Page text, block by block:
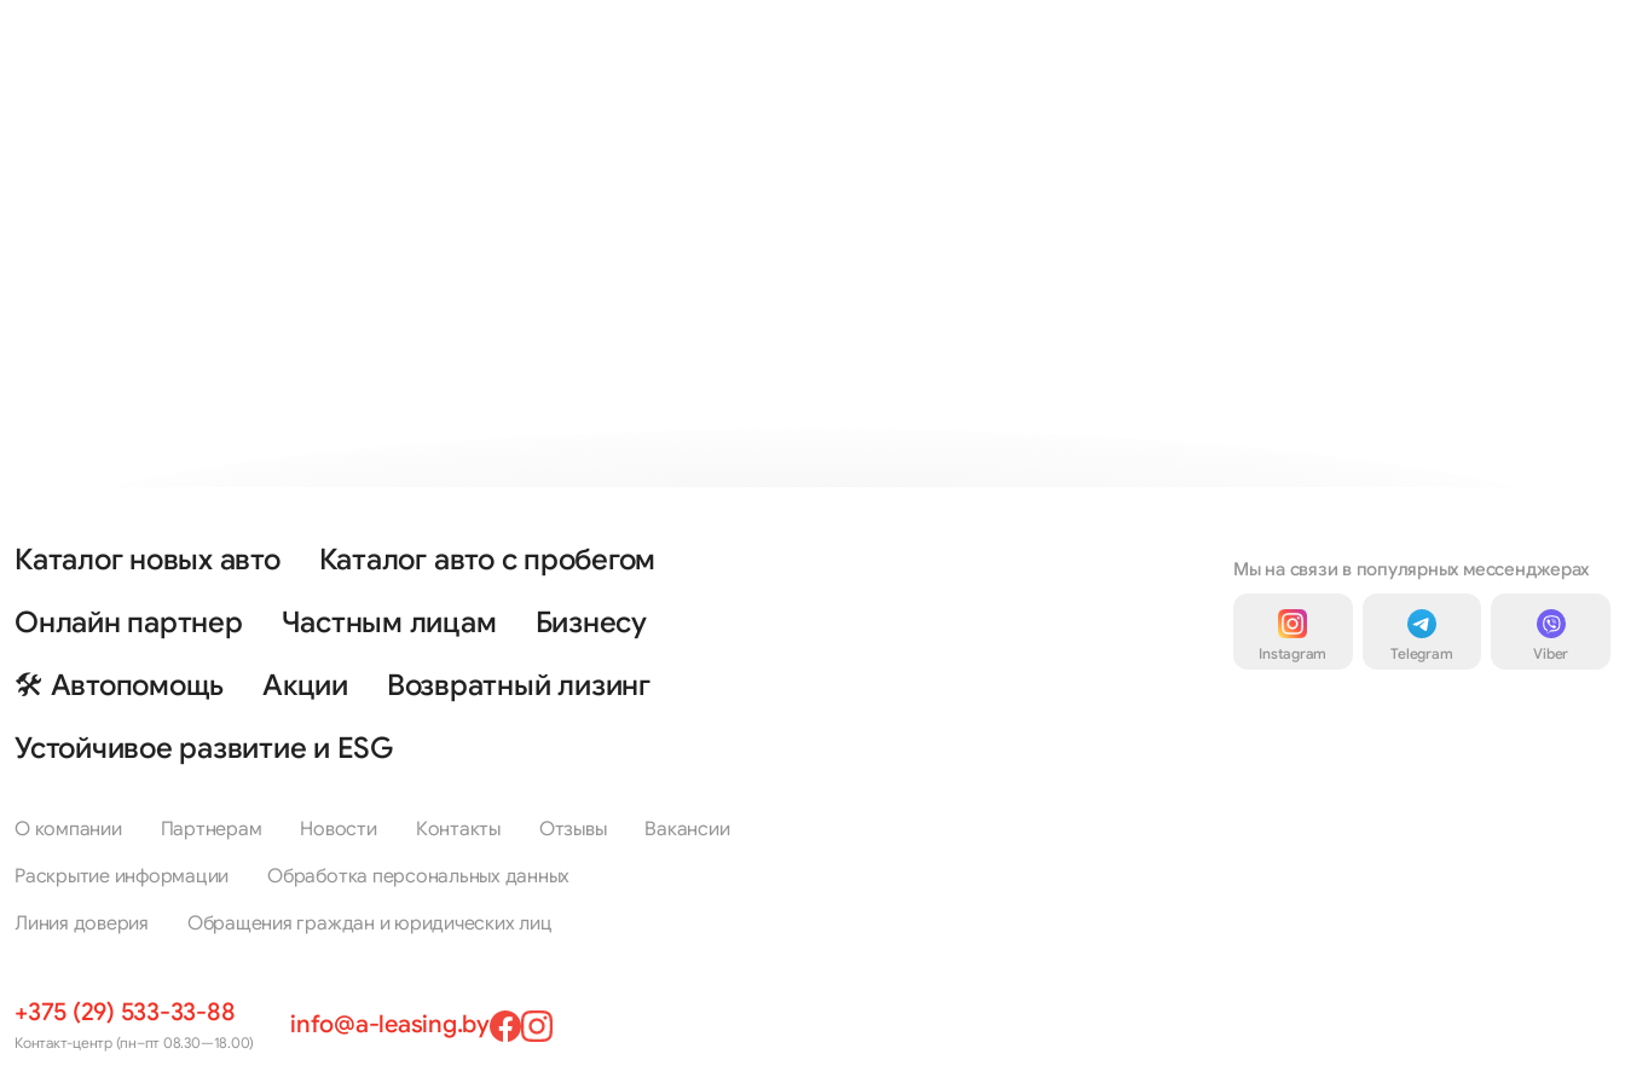
Каталог новых авто
Каталог авто с пробегом
Онлайн партнер
Частным лицам
Бизнесу
🛠 Автопомощь
Акции
Возвратный лизинг
Устойчивое развитие и ESG
О компании Партнерам Новости Контакты Отзывы
Вакансии
Раскрытие информации
Обработка персональных данных
Линия доверия
Обращения граждан и юридических лиц
+375 (29) 533-33-88
Контакт-центр (пн–пт 08.30—18.00)
info@a-leasing.by
Мы на связи в популярных мессенджерах
Instagram Telegram Viber